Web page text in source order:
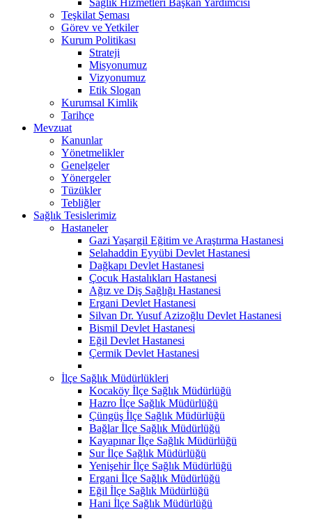
Teşkilat Şeması
Görev ve Yetkiler
Kurum Politikası
Strateji
Misyonumuz
Vizyonumuz
Etik Slogan
Kurumsal Kimlik
Tarihçe
Mevzuat
Kanunlar
Yönetmelikler
Genelgeler
Yönergeler
Tüzükler
Tebliğler
Sağlık Tesislerimiz
Hastaneler
Gazi Yaşargil Eğitim ve Araştırma Hastanesi
Selahaddin Eyyübi Devlet Hastanesi
Dağkapı Devlet Hastanesi
Çocuk Hastalıkları Hastanesi
Ağız ve Diş Sağlığı Hastanesi
Ergani Devlet Hastanesi
Silvan Dr. Yusuf Azizoğlu Devlet Hastanesi
Bismil Devlet Hastanesi
Eğil Devlet Hastanesi
Çermik Devlet Hastanesi
İlçe Sağlık Müdürlükleri
Kocaköy İlçe Sağlık Müdürlüğü
Hazro İlçe Sağlık Müdürlüğü
Çüngüş İlçe Sağlık Müdürlüğü
Bağlar İlçe Sağlık Müdürlüğü
Kayapınar İlçe Sağlık Müdürlüğü
Sur İlçe Sağlık Müdürlüğü
Yenişehir İlçe Sağlık Müdürlüğü
Ergani İlçe Sağlık Müdürlüğü
Eğil İlçe Sağlık Müdürlüğü
Hani İlçe Sağlık Müdürlüğü